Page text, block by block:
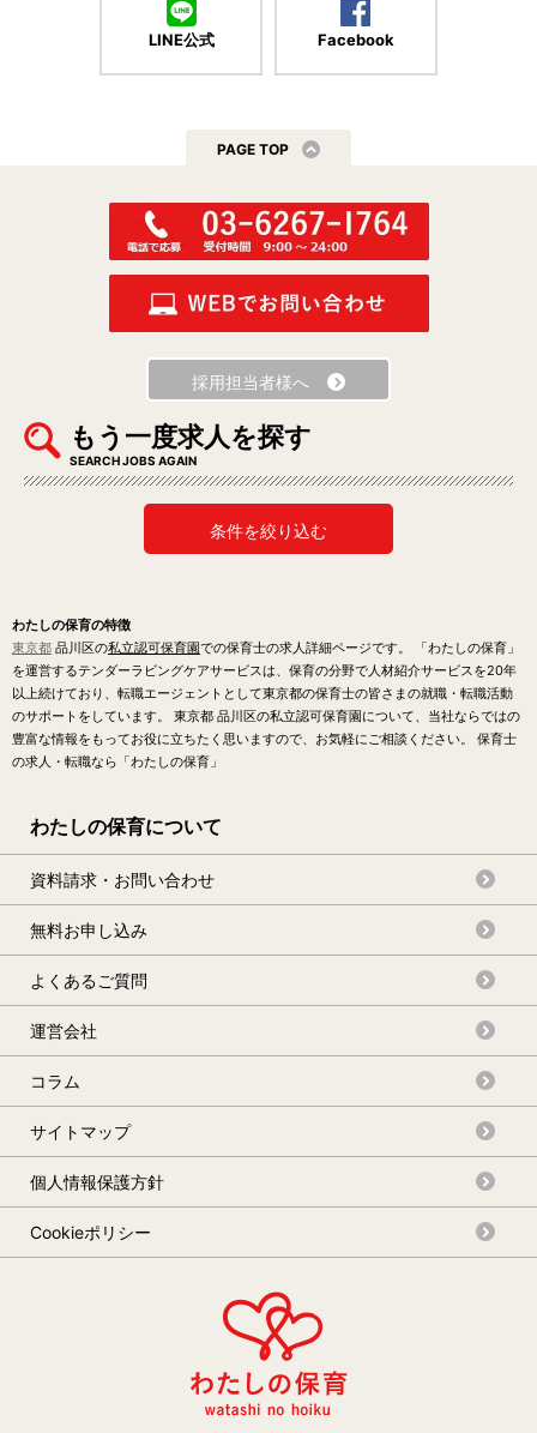
LINE公式 Facebook
PAGE TOP
採用担当者様へ
もう一度求人を探す
SEARCH JOBS AGAIN
条件を絞り込む
わたしの保育の特徴
東京都 品川区の私立認可保育園での保育士の求人詳細ページです。 「わたしの保育」
を運営するテンダーラビングケアサービスは、保育の分野で人材紹介サービスを20年
以上続けており、転職エージェントとして東京都の保育士の皆さまの就職・転職活動
のサポートをしています。 東京都 品川区の私立認可保育園について、当社ならではの
豊富な情報をもってお役に立ちたく思いますので、お気軽にご相談ください。 保育士
の求人・転職なら「わたしの保育」
わたしの保育について
資料請求・お問い合わせ
無料お申し込み
よくあるご質問
運営会社
コラム
サイトマップ
個人情報保護方針
Cookieポリシー